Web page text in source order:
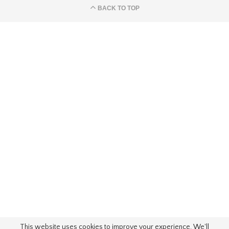
BACK TO TOP
This website uses cookies to improve your experience. We'll